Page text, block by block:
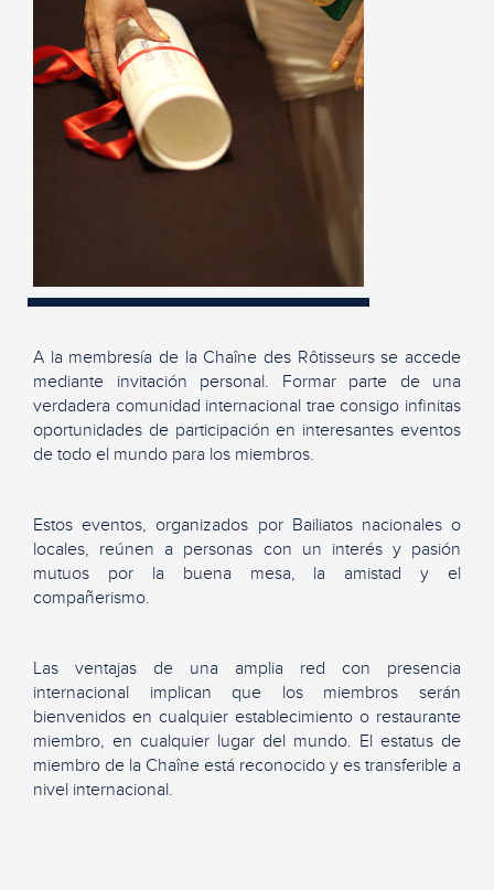
A la membresía de la Chaîne des Rôtisseurs se accede
mediante invitación personal. Formar parte de una
verdadera comunidad internacional trae consigo infinitas
oportunidades de participación en interesantes eventos
de todo el mundo para los miembros.
Estos eventos, organizados por Bailiatos nacionales o
locales, reúnen a personas con un interés y pasión
mutuos por la buena mesa, la amistad y el
compañerismo.
Las ventajas de una amplia red con presencia
internacional implican que los miembros serán
bienvenidos en cualquier establecimiento o restaurante
miembro, en cualquier lugar del mundo. El estatus de
miembro de la Chaîne está reconocido y es transferible a
nivel internacional.